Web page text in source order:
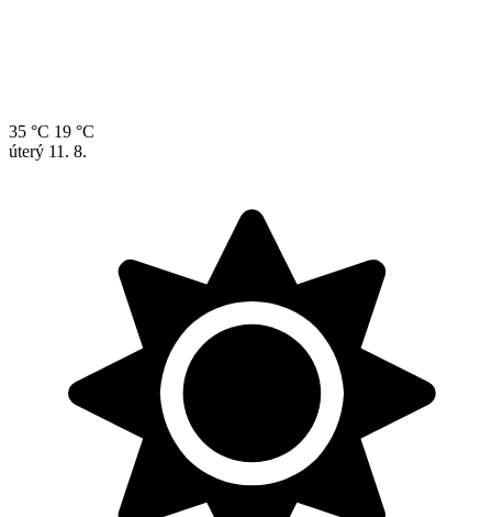
35 °C 19 °C
úterý 11. 8.